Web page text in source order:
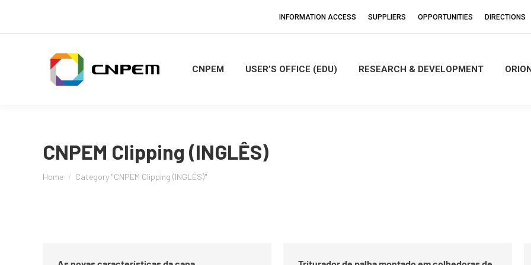
INFORMATION ACCESS SUPPLIERS OPPORTUNITIES DIRECTIONS
CNPEM USER’S OFFICE (EDU) RESEARCH & DEVELOPMENT
CNPEM Clipping (INGLÊS)
Home Category "CNPEM Clipping (INGLÊS)"